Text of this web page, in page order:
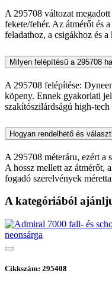
A 295708 változat
fekete/fehér. Az átmérőt és
feladathoz, a csigákhoz és
Milyen felépítésű a 295708
A 295708 felépítése:
köpeny. Ennek gyakorlati
szakítószilárdságú high-tech
Hogyan rendelhető és
A 295708 méteráru, ezért a
A hossz mellett az átmérőt,
fogadó szerelvények
A kategóriából
Cikkszám: 295408